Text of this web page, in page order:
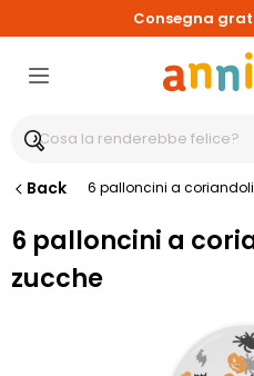
Consegna
Back 6 palloncini a
6 palloncini a
zucche